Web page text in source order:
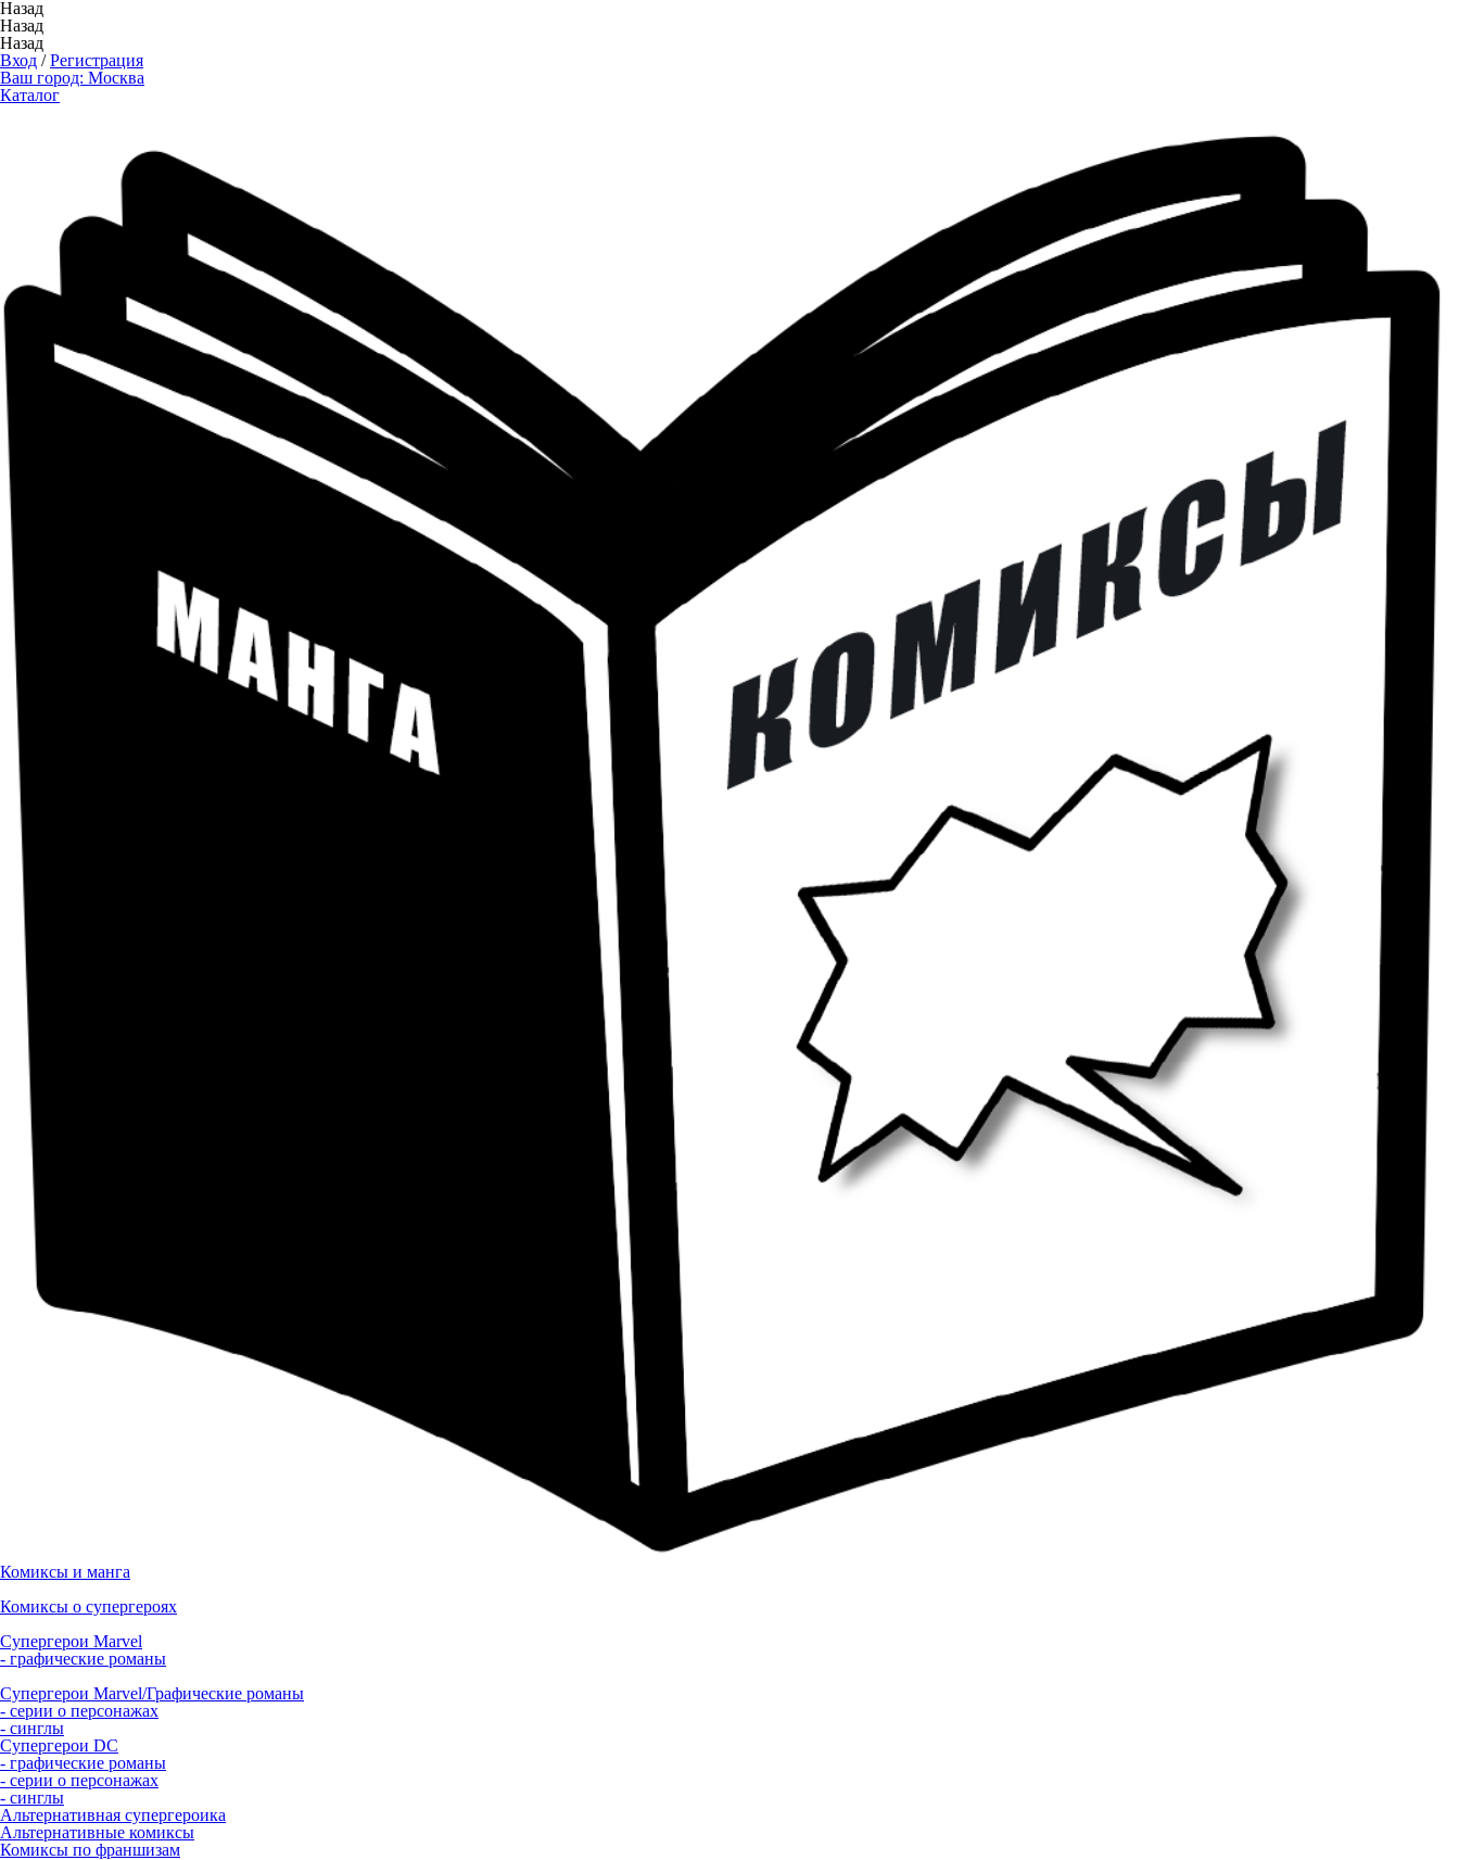
Назад
Назад
Назад
Вход /Регистрация
Ваш город: Москва
Каталог
Комиксы и манга
Комиксы о супергероях
Супергерои Marvel
- графические романы
Супергерои Marvel/Графические романы
- серии о персонажах
- синглы
Супергерои DC
- графические романы
- серии о персонажах
- синглы
Альтернативная супергероика
Альтернативные комиксы
Комиксы по франшизам